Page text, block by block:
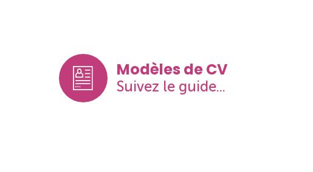
Modèles de CV
Suivez le guide...